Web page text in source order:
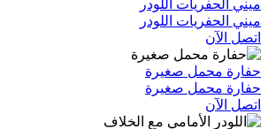
ميني الحفريات اللودر
ميني الحفريات اللودر
اتصل الآن
حفارة محمل صغيرة
حفارة محمل صغيرة
اتصل الآن